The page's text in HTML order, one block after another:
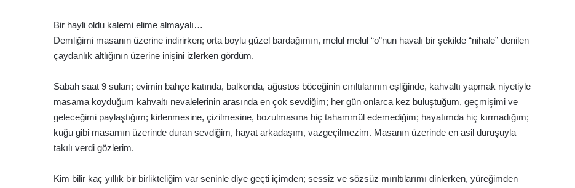
Bir hayli oldu kalemi elime almayalı…
Demliğimi masanın üzerine indirirken; orta boylu güzel bardağımın, melul melul “o”nun havalı bir şekilde “nihale” denilen
çaydanlık altlığının üzerine inişini izlerken gördüm.
Sabah saat 9 suları; evimin bahçe katında, balkonda, ağustos böceğinin cırıltılarının eşliğinde, kahvaltı yapmak niyetiyle
masama koyduğum kahvaltı nevalelerinin arasında en çok sevdiğim; her gün onlarca kez buluştuğum, geçmişimi ve
geleceğimi paylaştığım; kirlenmesine, çizilmesine, bozulmasına hiç tahammül edemediğim; hayatımda hiç kırmadığım;
kuğu gibi masamın üzerinde duran sevdiğim, hayat arkadaşım, vazgeçilmezim. Masanın üzerinde en asil duruşuyla
takılı verdi gözlerim.
Kim bilir kaç yıllık bir birlikteliğim var seninle diye geçti içimden; sessiz ve sözsüz mırıltılarımı dinlerken, yüreğimden